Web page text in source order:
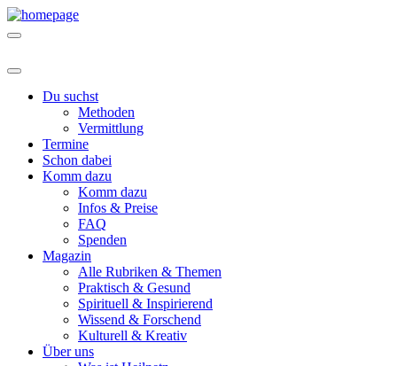
Du suchst
Methoden
Vermittlung
Termine
Schon dabei
Komm dazu
Komm dazu
Infos & Preise
FAQ
Spenden
Magazin
Alle Rubriken & Themen
Praktisch & Gesund
Spirituell & Inspirierend
Wissend & Forschend
Kulturell & Kreativ
Über uns